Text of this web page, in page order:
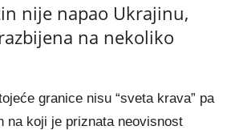
nije napao Ukrajinu,
na nekoliko
granice nisu “sveta krava” pa
na koji je priznata neovisnost